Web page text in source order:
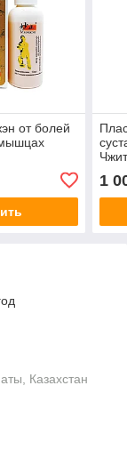
от болей
1
Казахстан